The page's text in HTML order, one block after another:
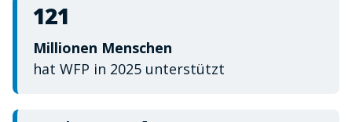
121
Millionen Menschen
hat WFP in 2025 unterstützt